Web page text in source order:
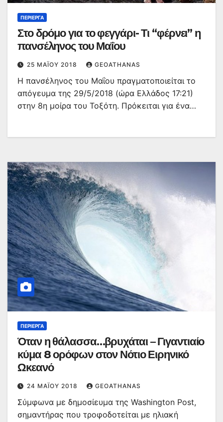
ΠΕΡΊΕΡΓΑ
Στο δρόμο για το φεγγάρι- Τι “φέρνει” η
πανσέληνος του Μαΐου
25 ΜΑΪ́ΟΥ 2018 GEOATHANAS
Η πανσέληνος του Μαΐου πραγματοποιείται το
απόγευμα της 29/5/2018 (ώρα Ελλάδος 17:21)
στην 8η μοίρα του Τοξότη. Πρόκειται για ένα…
ΠΕΡΊΕΡΓΑ
Όταν η θάλασσα…βρυχάται – Γιγαντιαίο
κύμα 8 ορόφων στον Νότιο Ειρηνικό
Ωκεανό
24 ΜΑΪ́ΟΥ 2018 GEOATHANAS
Σύμφωνα με δημοσίευμα της Washington Post,
σημαντήρας που τροφοδοτείται με ηλιακή